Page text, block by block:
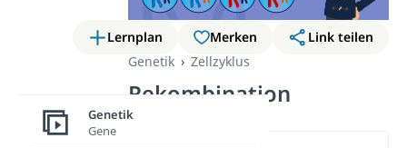
Lernplan Merken
Link teilen
Genetik
Zellzyklus
Rekombination
Genetik
Gene